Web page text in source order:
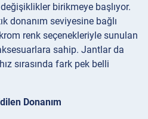
birikmeye başlıyor.
donanım seviyesine bağlı
renk seçenekleriyle sunulan
sahip. Jantlar da
sırasında fark pek belli
Donanım